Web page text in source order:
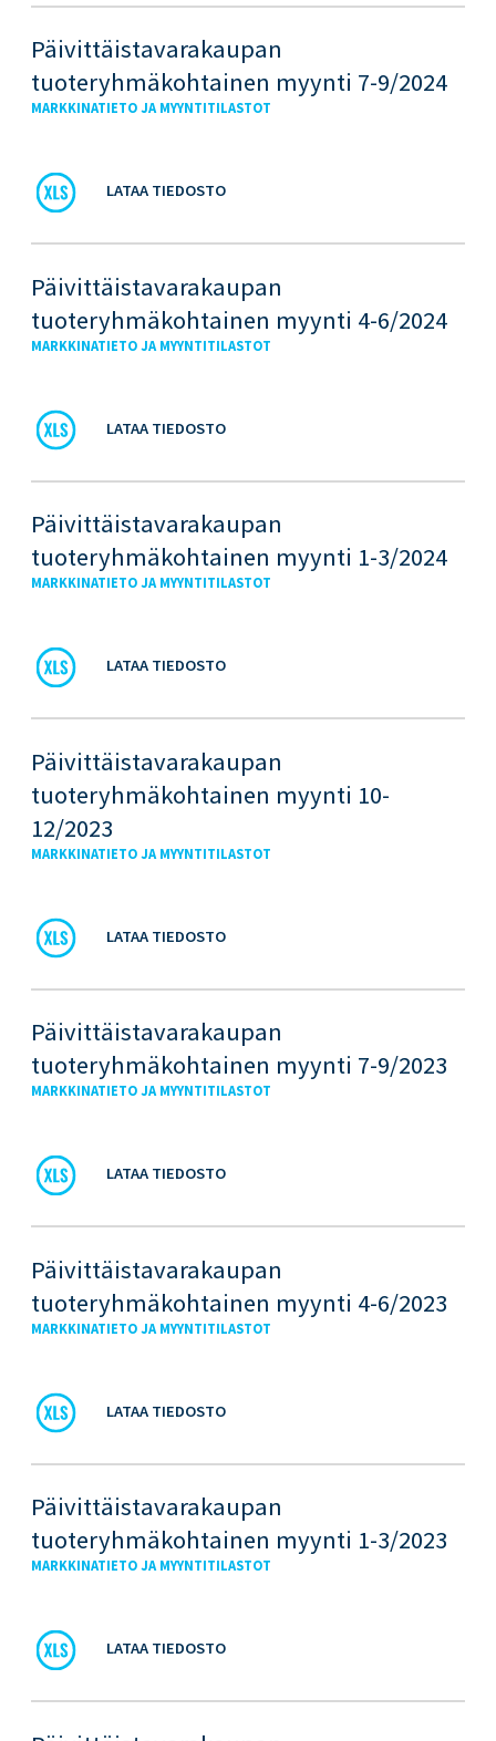
Päivittäistavarakaupan
tuoteryhmäkohtainen myynti 7-9/2024
MARKKINATIETO JA MYYNTITILASTOT
LATAA TIEDOSTO
Päivittäistavarakaupan
tuoteryhmäkohtainen myynti 4-6/2024
MARKKINATIETO JA MYYNTITILASTOT
LATAA TIEDOSTO
Päivittäistavarakaupan
tuoteryhmäkohtainen myynti 1-3/2024
MARKKINATIETO JA MYYNTITILASTOT
LATAA TIEDOSTO
Päivittäistavarakaupan
tuoteryhmäkohtainen myynti 10-
12/2023
MARKKINATIETO JA MYYNTITILASTOT
LATAA TIEDOSTO
Päivittäistavarakaupan
tuoteryhmäkohtainen myynti 7-9/2023
MARKKINATIETO JA MYYNTITILASTOT
LATAA TIEDOSTO
Päivittäistavarakaupan
tuoteryhmäkohtainen myynti 4-6/2023
MARKKINATIETO JA MYYNTITILASTOT
LATAA TIEDOSTO
Päivittäistavarakaupan
tuoteryhmäkohtainen myynti 1-3/2023
MARKKINATIETO JA MYYNTITILASTOT
LATAA TIEDOSTO